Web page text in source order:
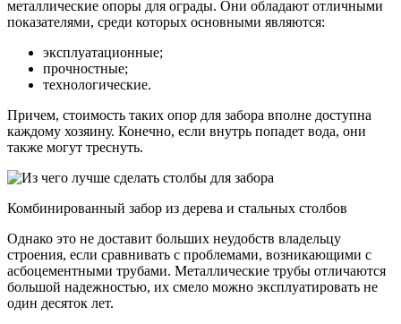
металлические опоры для ограды. Они обладают отличными
показателями, среди которых основными являются:
эксплуатационные;
прочностные;
технологические.
Причем, стоимость таких опор для забора вполне доступна
каждому хозяину. Конечно, если внутрь попадет вода, они
также могут треснуть.
Комбинированный забор из дерева и стальных столбов
Однако это не доставит больших неудобств владельцу
строения, если сравнивать с проблемами, возникающими с
асбоцементными трубами. Металлические трубы отличаются
большой надежностью, их смело можно эксплуатировать не
один десяток лет.